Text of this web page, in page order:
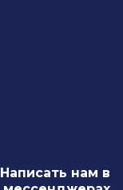
Написать нам в